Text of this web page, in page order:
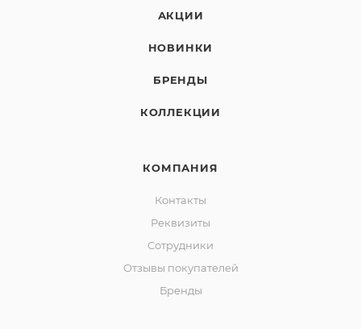
АКЦИИ
НОВИНКИ
БРЕНДЫ
КОЛЛЕКЦИИ
КОМПАНИЯ
Контакты
Реквизиты
Сотрудники
Отзывы покупателей
Бренды